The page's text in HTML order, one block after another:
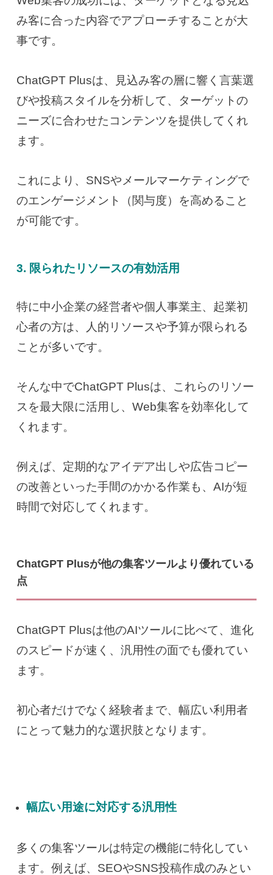
み客に合った内容でアプローチすることが大
事です。
ChatGPT Plusは、見込み客の層に響く言葉選
びや投稿スタイルを分析して、ターゲットの
ニーズに合わせたコンテンツを提供してくれ
ます。
これにより、SNSやメールマーケティングで
のエンゲージメント（関与度）を高めること
が可能です。
3. 限られたリソースの有効活用
特に中小企業の経営者や個人事業主、起業初
心者の方は、人的リソースや予算が限られる
ことが多いです。
そんな中でChatGPT Plusは、これらのリソー
スを最大限に活用し、Web集客を効率化して
くれます。
例えば、定期的なアイデア出しや広告コピー
の改善といった手間のかかる作業も、AIが短
時間で対応してくれます。
ChatGPT Plusが他の集客ツールより優れている
点
ChatGPT Plusは他のAIツールに比べて、進化
のスピードが速く、汎用性の面でも優れてい
ます。
初心者だけでなく経験者まで、幅広い利用者
にとって魅力的な選択肢となります。
幅広い用途に対応する汎用性
多くの集客ツールは特定の機能に特化してい
ます。例えば、SEOやSNS投稿作成のみとい